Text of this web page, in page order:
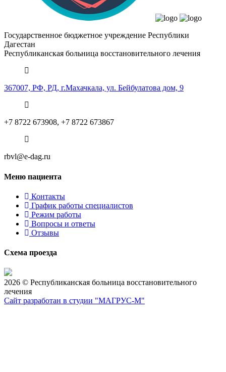
Государственное бюджетное учреждение Республики
Дагестан
Республиканская больница восстановительного лечения
367007, РФ, РД, г.Махачкала, ул. Бейбулатова дом, 9
+7 8722 673908, +7 8722 673867
rbvl@e-dag.ru
Меню пациента
Контакты
График работы специалистов
Режим работы
Вопросы и ответы
Отзывы
Схема проезда
2026 © Республиканская больница восстановительного
лечения
Сайт разработан в студии "МАГРУС-М"